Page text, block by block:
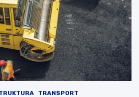
TRANSPORT